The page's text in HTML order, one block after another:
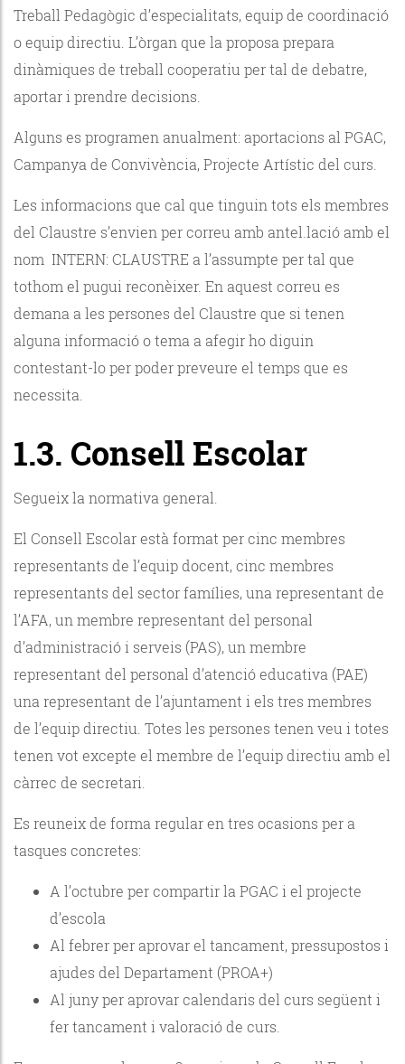
Treball Pedagògic d’especialitats, equip de coordinació
o equip directiu. L’òrgan que la proposa prepara
dinàmiques de treball cooperatiu per tal de debatre,
aportar i prendre decisions.
Alguns es programen anualment: aportacions al PGAC,
Campanya de Convivència, Projecte Artístic del curs.
Les informacions que cal que tinguin tots els membres
del Claustre s’envien per correu amb antel.lació amb el
nom INTERN: CLAUSTRE a l’assumpte per tal que
tothom el pugui reconèixer. En aquest correu es
demana a les persones del Claustre que si tenen
alguna informació o tema a afegir ho diguin
contestant-lo per poder preveure el temps que es
necessita.
1.3. Consell Escolar
Segueix la normativa general.
El Consell Escolar està format per cinc membres
representants de l’equip docent, cinc membres
representants del sector famílies, una representant de
l’AFA, un membre representant del personal
d’administració i serveis (PAS), un membre
representant del personal d’atenció educativa (PAE)
una representant de l’ajuntament i els tres membres
de l’equip directiu. Totes les persones tenen veu i totes
tenen vot excepte el membre de l’equip directiu amb el
càrrec de secretari.
Es reuneix de forma regular en tres ocasions per a
tasques concretes:
A l’octubre per compartir la PGAC i el projecte
d’escola
Al febrer per aprovar el tancament, pressupostos i
ajudes del Departament (PROA+)
Al juny per aprovar calendaris del curs següent i
fer tancament i valoració de curs.